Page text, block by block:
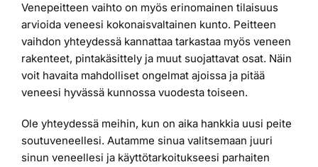
Venepeitteen vaihto on myös erinomainen tilaisuus
arvioida veneesi kokonaisvaltainen kunto. Peitteen
vaihdon yhteydessä kannattaa tarkastaa myös veneen
rakenteet, pintakäsittely ja muut suojattavat osat. Näin
voit havaita mahdolliset ongelmat ajoissa ja pitää
veneesi hyvässä kunnossa vuodesta toiseen.
Ole yhteydessä meihin, kun on aika hankkia uusi peite
soutuveneellesi. Autamme sinua valitsemaan juuri
sinun veneellesi ja käyttötarkoitukseesi parhaiten